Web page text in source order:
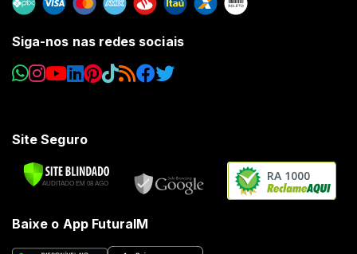
Siga-nos nas redes sociais
Site Seguro
RA 1000
Baixe o App FuturaIM